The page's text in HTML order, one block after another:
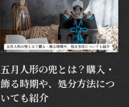
五月人形の兜とは？購入・
飾る時期や、処分方法につ
いても紹介